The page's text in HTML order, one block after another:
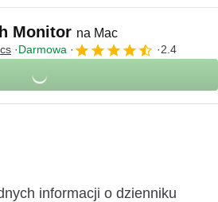
Monitor na Mac
Darmowa 2.4
informacji o dzienniku